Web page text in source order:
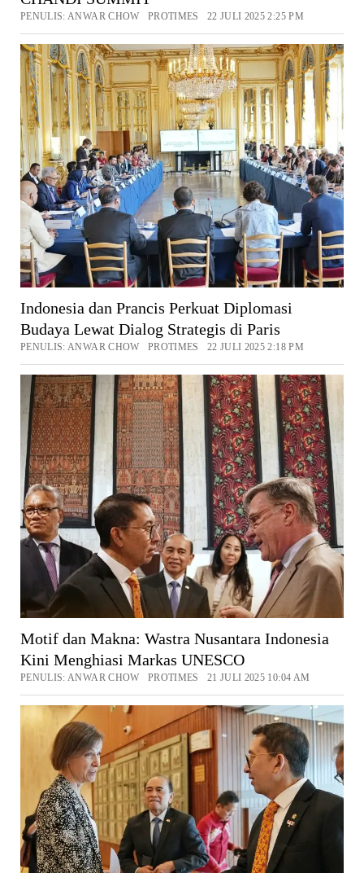
PENULIS: ANWAR CHOW PROTIMES 22 JULI 2025 2:25 PM
Indonesia dan Prancis Perkuat Diplomasi
Budaya Lewat Dialog Strategis di Paris
PENULIS: ANWAR CHOW PROTIMES 22 JULI 2025 2:18 PM
Motif dan Makna: Wastra Nusantara Indonesia
Kini Menghiasi Markas UNESCO
PENULIS: ANWAR CHOW PROTIMES 21 JULI 2025 10:04 AM